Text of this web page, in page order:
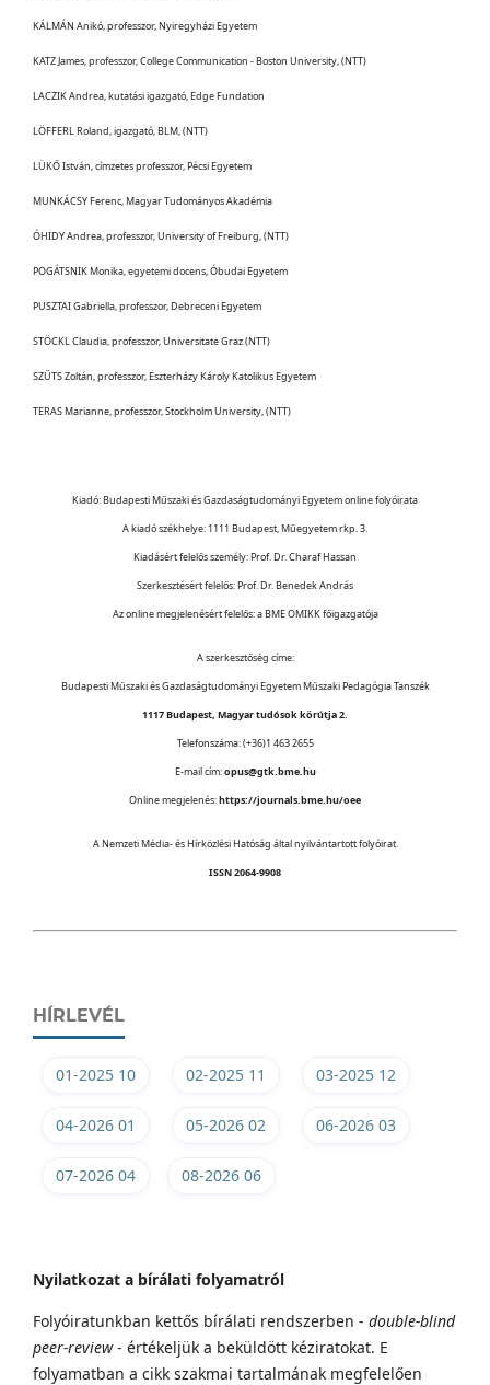
KÁLMÁN Anikó, professzor, Nyiregyházi Egyetem
KATZ James, professzor, College Communication - Boston University, (NTT)
LACZIK Andrea, kutatási igazgató, Edge Fundation
LÖFFERL Roland, igazgató, BLM, (NTT)
LÜKŐ István, címzetes professzor, Pécsi Egyetem
MUNKÁCSY Ferenc, Magyar Tudományos Akadémia
ÓHIDY Andrea, professzor, University of Freiburg, (NTT)
POGÁTSNIK Monika, egyetemi docens, Óbudai Egyetem
PUSZTAI Gabriella, professzor, Debreceni Egyetem
STÖCKL Claudia, professzor, Universitate Graz (NTT)
SZŰTS Zoltán, professzor, Eszterházy Károly Katolikus Egyetem
TERAS Marianne, professzor, Stockholm University, (NTT)
Kiadó: Budapesti Műszaki és Gazdaságtudományi Egyetem online folyóirata
A kiadó székhelye: 1111 Budapest, Műegyetem rkp. 3.
Kiadásért felelős személy: Prof. Dr. Charaf Hassan
Szerkesztésért felelős: Prof. Dr. Benedek András
Az online megjelenésért felelős: a BME OMIKK főigazgatója
A szerkesztőség címe:
Budapesti Műszaki és Gazdaságtudományi Egyetem Műszaki Pedagógia Tanszék
1117 Budapest, Magyar tudósok körútja 2.
Telefonszáma: (+36)1 463 2655
E-mail cím:opus@gtk.bme.hu
Online megjelenés:https://journals.bme.hu/oee
A Nemzeti Média- és Hírközlési Hatóság által nyilvántartott folyóirat.
ISSN 2064-9908
HÍRLEVÉL
01-2025 10 02-2025 11 03-2025 12
04-2026 01 05-2026 02 06-2026 03
07-2026 04 08-2026 06
Nyilatkozat a bírálati folyamatról
Folyóiratunkban kettős bírálati rendszerben - double-blind
peer-review- értékeljük a beküldött kéziratokat. E
folyamatban a cikk szakmai tartalmának megfelelően